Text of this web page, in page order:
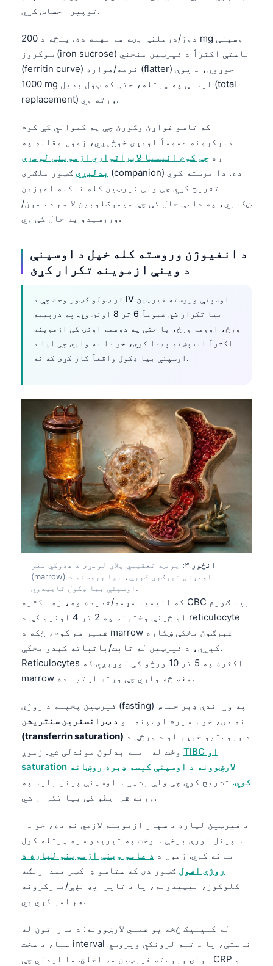
توپیر احساس کړي.
دوز/درملنې بڼه هم مهمه ده. پنځه د 200 mg اوسپنې
سوکروز (iron sucrose) ناستې اکثراً د فیرټین منحني
(ferritin curve) نرمه/هواره (flatter) جوړوي، د یوې
1000 mg لیدنې په پرتله، حتی که ټول بدیل (total
replacement) ورته وي.
که تاسو غواړئ وګورئ چې په کموالي کې کوم
مارکرونه عموماً لومړی خوځېږي، زموږ مقاله په
اړه چې کوم انیمیا لابراتواري ازموینې لومړی
بدلېږي ګټور ملګری (companion) ده. دا مرسته کوي
تشریح کړي چې ولې فیرټین کله ناکله اغېزمن
ښکاري، په داسې حال کې چې هیموګلوبین لا هم د سمون/
وررسېدو په حال کې وي.
د انفیوژن وروسته کله خپل د اوسپنې
د وینې ازموینه تکرار کړئ
تر ټولو ګټور وخت چې د IV اوسپنې وروسته فیرټین
بیا تکرار شي عموماً 6 تر 8 اونۍ وي. په درېیمه
ورځ، اوومه ورځ، یا حتی په دوهمه اونۍ کې ازموینه
اکثراً اندېښنه پیدا کوي، خو دا نه وایي چې ایا د
اوسپنې بیا ډکول واقعاً کار کړی که نه.
انځور ۳:
یو ښه تعقیبي پلان لومړی د هډوکي مغز
(marrow) لومړنی غبرګون ګوري، بیا وروسته د
اوسپنې بیا ډکول تاییدوي.
که انیمیا مهمه/شدیده وه، زه اکثره CBC بیا ګورم
او ځینې وختونه په 2 تر 4 اونیو کې د reticulocyte
شمېر هم کوم، ځکه د marrow غبرګون مخکې ښکاره
کېږي، د فیرټین له ثابت/باثباته کېدو مخکې.
Reticulocytes اکثره په 5 تر 10 ورځو کې لوړېږي که
marrow هغه څه ولري چې ورته اړتیا ده.
فیرټین پخپله د روژې (fasting) په وړاندې ډېر حساس
نه دی، خو د سیرم اوسپنه او د ټرانسفرین سنتریشن
(transferrin saturation)
TIBC او
saturation لارښوونه د اوسپنې کیسه ډېره روښانه
کوي. تشریح کوي چې ولې بشپړ د اوسپنې پینل باید په
ورته شرایطو کې بیا تکرار شي.
د فیرټین لپاره د سهار ازموینه لازمي نه ده، خو دا
د پینل نورې برخې د وخت په تېرېدو سره پرتله کول
اسانه کوي. زموږ د د عامو وینې ازموینو لپاره د
روژې اصول ګټور دی که ستاسو ډاکټر همدارنګه
ګلوکوز، لیپیدونه، یا د تایرایډ نښې/مارکرونه
هم امر کړي وي.
له کلینیک څخه یو عملي لارښوونه: د ماراتون له
سبا، د سخت interval ناستې، یا د تبه لرونکي ویروسي
اونۍ وروسته فیرټین مه اخلئ. ما لیدلي چې CRP او